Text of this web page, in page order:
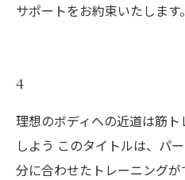
サポートをお約束いたします。
4
理想のボディへの近道は筋
しよう このタイトルは、パ
分に合わせたトレーニング